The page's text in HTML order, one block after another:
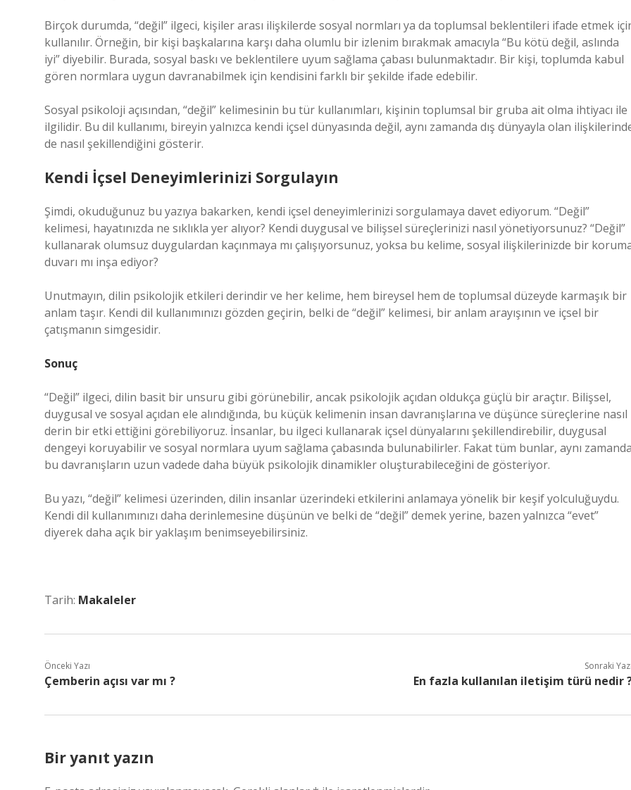
Birçok durumda, “değil” ilgeci, kişiler arası ilişkilerde sosyal normları ya da toplumsal beklentileri ifade etmek
kullanılır. Örneğin, bir kişi başkalarına karşı daha olumlu bir izlenim bırakmak amacıyla “Bu kötü değil, aslında
iyi” diyebilir. Burada, sosyal baskı ve beklentilere uyum sağlama çabası bulunmaktadır. Bir kişi, toplumda kabul
gören normlara uygun davranabilmek için kendisini farklı bir şekilde ifade edebilir.
Sosyal psikoloji açısından, “değil” kelimesinin bu tür kullanımları, kişinin toplumsal bir gruba ait olma ihtiyacı ile
ilgilidir. Bu dil kullanımı, bireyin yalnızca kendi içsel dünyasında değil, aynı zamanda dış dünyayla olan
de nasıl şekillendiğini gösterir.
Kendi İçsel Deneyimlerinizi Sorgulayın
Şimdi, okuduğunuz bu yazıya bakarken, kendi içsel deneyimlerinizi sorgulamaya davet ediyorum. “Değil”
kelimesi, hayatınızda ne sıklıkla yer alıyor? Kendi duygusal ve bilişsel süreçlerinizi nasıl yönetiyorsunuz? “Değil”
kullanarak olumsuz duygulardan kaçınmaya mı çalışıyorsunuz, yoksa bu kelime, sosyal ilişkilerinizde bir
duvarı mı inşa ediyor?
Unutmayın, dilin psikolojik etkileri derindir ve her kelime, hem bireysel hem de toplumsal düzeyde karmaşık bir
anlam taşır. Kendi dil kullanımınızı gözden geçirin, belki de “değil” kelimesi, bir anlam arayışının ve içsel bir
çatışmanın simgesidir.
Sonuç
“Değil” ilgeci, dilin basit bir unsuru gibi görünebilir, ancak psikolojik açıdan oldukça güçlü bir araçtır. Bilişsel,
duygusal ve sosyal açıdan ele alındığında, bu küçük kelimenin insan davranışlarına ve düşünce süreçlerine nasıl
derin bir etki ettiğini görebiliyoruz. İnsanlar, bu ilgeci kullanarak içsel dünyalarını şekillendirebilir, duygusal
dengeyi koruyabilir ve sosyal normlara uyum sağlama çabasında bulunabilirler. Fakat tüm bunlar, aynı
bu davranışların uzun vadede daha büyük psikolojik dinamikler oluşturabileceğini de gösteriyor.
Bu yazı, “değil” kelimesi üzerinden, dilin insanlar üzerindeki etkilerini anlamaya yönelik bir keşif yolculuğuydu.
Kendi dil kullanımınızı daha derinlemesine düşünün ve belki de “değil” demek yerine, bazen yalnızca “evet”
diyerek daha açık bir yaklaşım benimseyebilirsiniz.
Tarih: Makaleler
Önceki Yazı
Çemberin açısı var mı ?
Sonraki
En fazla kullanılan iletişim türü nedir
Bir yanıt yazın